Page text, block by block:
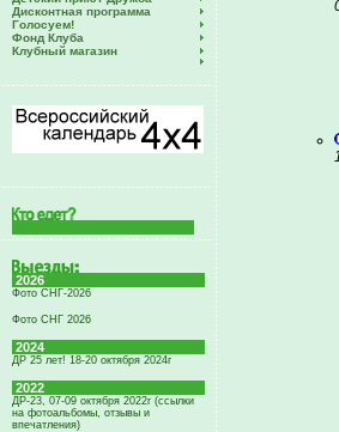
Дисконтная программа
Голосуем!
Фонд Клуба
Клубный магазин
2026
Фото СНГ-2026
Фото СНГ 2026
2024
ДР 25 лет! 18-20 октября 2024г
2022
ДР-23, 07-09 октября 2022г (ссылки
на фотоальбомы, отзывы и
впечатления)